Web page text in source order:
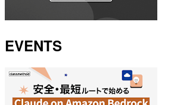
EVENTS